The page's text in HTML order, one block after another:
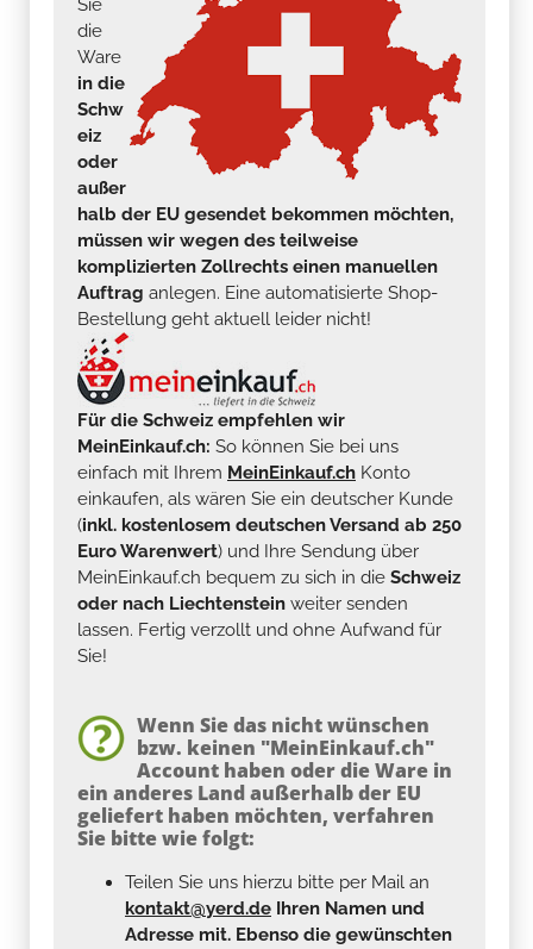
Sie
die
Ware
in die
Schw
eiz
oder
außer
halb der EU gesendet bekommen möchten,
müssen wir wegen des teilweise
komplizierten Zollrechts einen manuellen
Auftrag anlegen. Eine automatisierte Shop-
Bestellung geht aktuell leider nicht!
Für die Schweiz empfehlen wir
MeinEinkauf.ch: So können Sie bei uns
einfach mit Ihrem MeinEinkauf.ch Konto
einkaufen, als wären Sie ein deutscher Kunde
(inkl. kostenlosem deutschen Versand ab 250
Euro Warenwert) und Ihre Sendung über
MeinEinkauf.ch bequem zu sich in die Schweiz
oder nach Liechtenstein weiter senden
lassen. Fertig verzollt und ohne Aufwand für
Sie!
Wenn Sie das nicht wünschen
bzw. keinen "MeinEinkauf.ch"
Account haben oder die Ware in
ein anderes Land außerhalb der EU
geliefert haben möchten, verfahren
Sie bitte wie folgt:
Teilen Sie uns hierzu bitte per Mail an
kontakt@yerd.de Ihren Namen und
Adresse mit. Ebenso die gewünschten